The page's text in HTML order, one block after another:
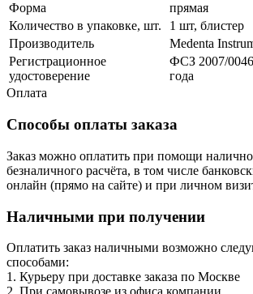
Форма
прямая
Количество в упаковке, шт.
1 шт, блистер
Производитель
Medenta
Регистрационное
удостоверение
ФСЗ 2007/
года
Оплата
Способы оплаты заказа
Заказ можно оплатить при помощи
безналичного расчёта, в том числе
онлайн (прямо на сайте) и при личном
Наличными при получении
Оплатить заказ наличными возможно
способами:
1. Курьеру при доставке заказа по Москве